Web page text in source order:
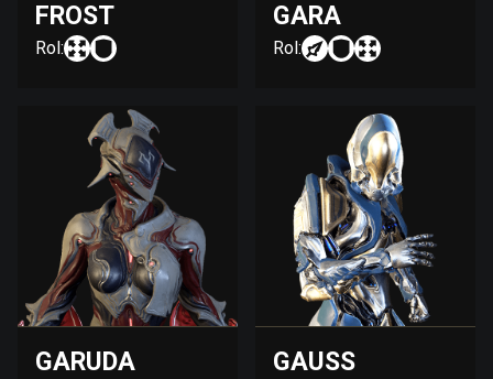
FROST
Rol:
GARA
Rol:
GARUDA GAUSS